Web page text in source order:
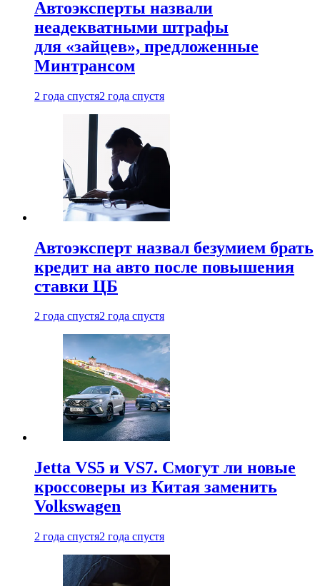
Автоэксперты назвали
неадекватными штрафы
для «зайцев», предложенные
Минтрансом
2 года спустя2 года спустя
Автоэксперт назвал безумием брать
кредит на авто после повышения
ставки ЦБ
2 года спустя2 года спустя
Jetta VS5 и VS7. Смогут ли новые
кроссоверы из Китая заменить
Volkswagen
2 года спустя2 года спустя